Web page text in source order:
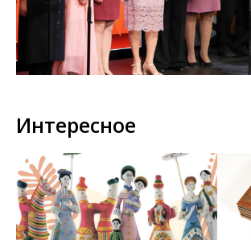
Интересное